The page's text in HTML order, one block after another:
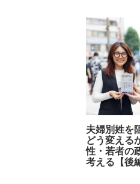
夫婦別姓を
どう変え
性・若者の
考える【後